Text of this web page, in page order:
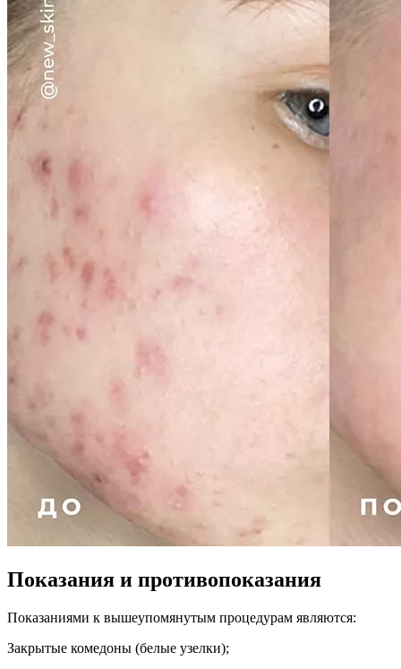
Показания и противопоказания
Показаниями к вышеупомянутым процедурам являются:
Закрытые комедоны (белые узелки);